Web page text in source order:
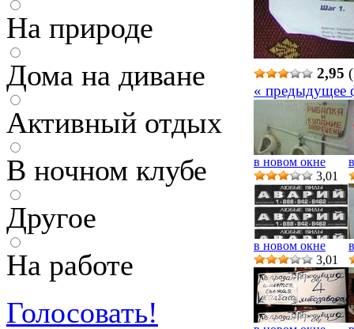
На природе
Дома на диване
Активный отдых
В ночном клубе
Другое
На работе
Голосовать!
2,95
« предыдущее
в новом окне
3,01
в новом окне
3,01